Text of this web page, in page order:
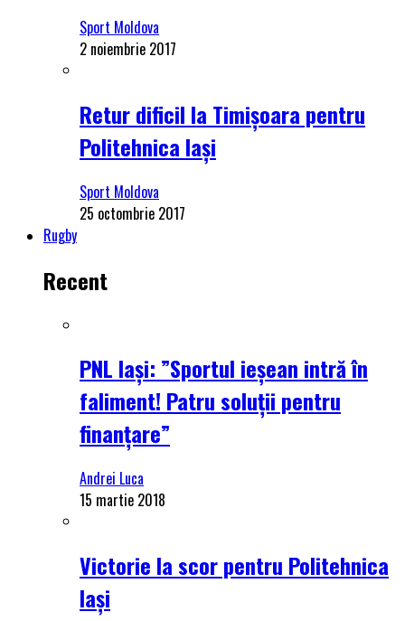
Sport Moldova
2 noiembrie 2017
Retur dificil la Timișoara pentru
Politehnica Iași
Sport Moldova
25 octombrie 2017
Rugby
Recent
PNL Iași: ”Sportul ieșean intră în
faliment! Patru soluții pentru
finanțare”
Andrei Luca
15 martie 2018
Victorie la scor pentru Politehnica
Iași